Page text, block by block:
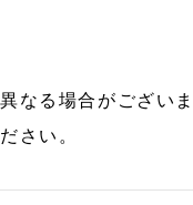
なる場合がございま
さい。